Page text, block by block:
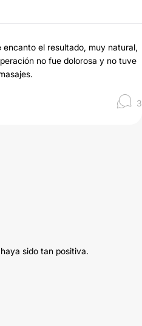
encanto el resultado, muy natural,
no fue dolorosa y no tuve
3
sido tan positiva.